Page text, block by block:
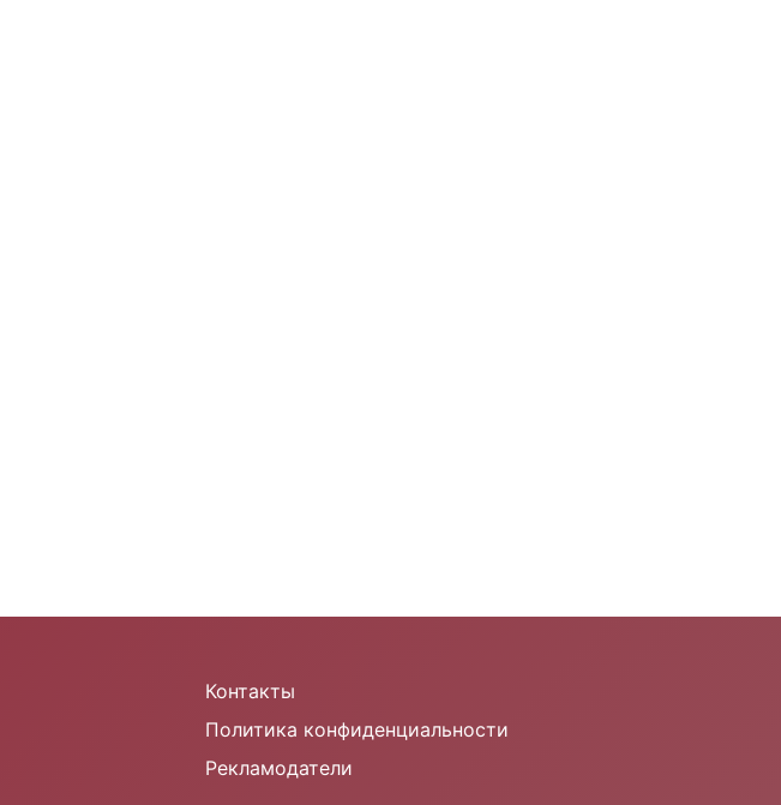
Контакты
Политика конфиденциальности
Рекламодатели